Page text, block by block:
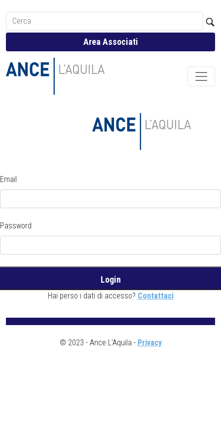
Area Associati
Email
Password
Hai perso i dati di accesso? Contattaci
© 2023 - Ance L'Aquila - Privacy